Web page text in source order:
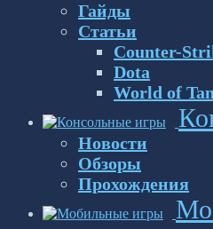
Гайды
Статьи
Counter-
Dota
World of
Новости
Обзоры
Прохождения